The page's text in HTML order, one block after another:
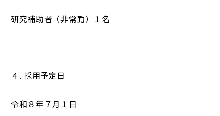
研究補助者（非常勤）１名
４. 採用予定日
令和８年７月１日